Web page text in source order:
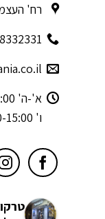
רח' העצמאות
א'-ה' 9:00-20:00
ו' 09:00-15:00